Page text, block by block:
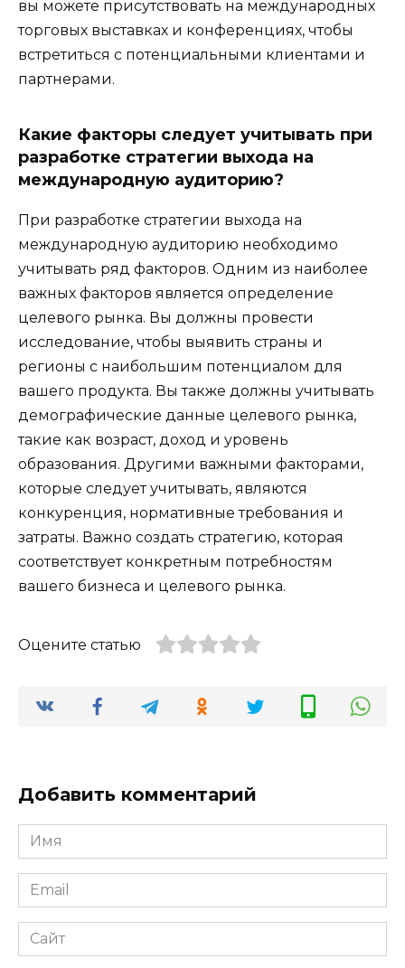
вы можете присутствовать на международных
торговых выставках и конференциях, чтобы
встретиться с потенциальными клиентами и
партнерами.
Какие факторы следует учитывать при
разработке стратегии выхода на
международную аудиторию?
При разработке стратегии выхода на
международную аудиторию необходимо
учитывать ряд факторов. Одним из наиболее
важных факторов является определение
целевого рынка. Вы должны провести
исследование, чтобы выявить страны и
регионы с наибольшим потенциалом для
вашего продукта. Вы также должны учитывать
демографические данные целевого рынка,
такие как возраст, доход и уровень
образования. Другими важными факторами,
которые следует учитывать, являются
конкуренция, нормативные требования и
затраты. Важно создать стратегию, которая
соответствует конкретным потребностям
вашего бизнеса и целевого рынка.
Оцените статью
Добавить комментарий
Имя
*
Email
*
Сайт